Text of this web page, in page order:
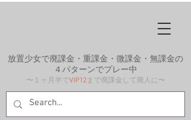
放置少女で廃課金・重課金・微課金・無課金の
４パターンでプレー中
〜１ヶ月半でVIP12まで廃課金して廃人に〜